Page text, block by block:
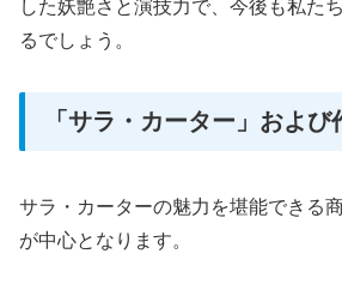
した妖艶さと演技力で、今後も私た
るでしょう。
「サラ・カーター」およ
サラ・カーターの魅力を堪能できる
が中心となります。